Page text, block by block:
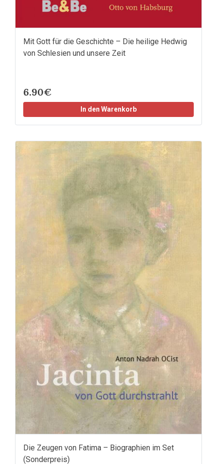
Mit Gott für die Geschichte – Die heilige Hedwig
von Schlesien und unsere Zeit
6.90€
In den Warenkorb
Die Zeugen von Fatima – Biographien im Set
(Sonderpreis)